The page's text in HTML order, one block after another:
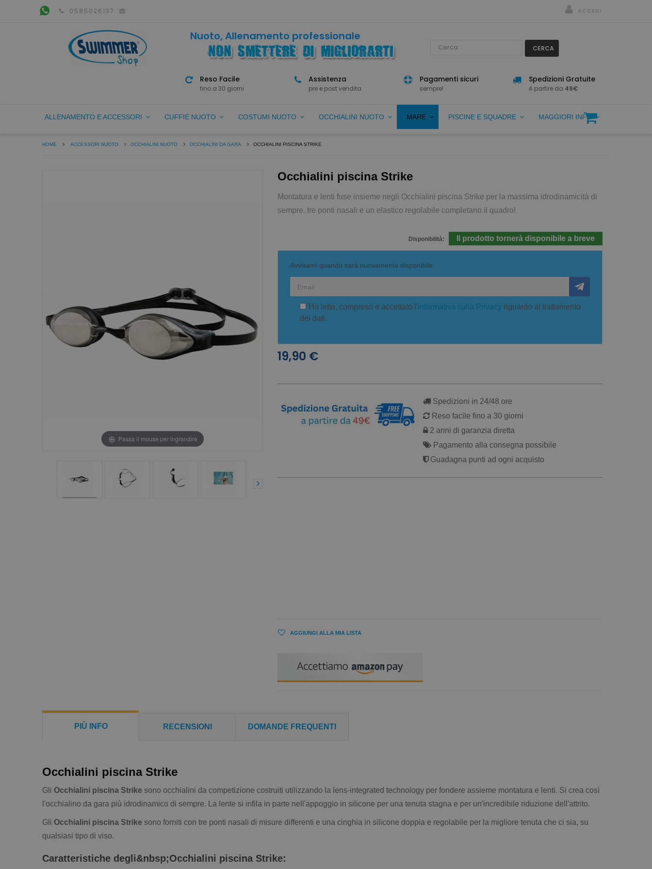
0585026137 ACCEDI
Nuoto, Allenamento professionale
CERCA
Reso Facile
fino a 30 giorni
Assistenza
pre e post vendita
Pagamenti sicuri
sempre!
Spedizioni Gratuite
A partire da 49€
ALLENAMENTO E ACCESSORI CUFFIE NUOTO COSTUMI NUOTO OCCHIALINI NUOTO MARE PISCINE E SQUADRE MAGGIORI INFO
HOME ACCESSORI NUOTO OCCHIALINI NUOTO OCCHIALINI DA GARA OCCHIALINI PISCINA STRIKE
Passa il mouse per ingrandire
Occhialini piscina Strike
Montatura e lenti fuse insieme negli Occhialini piscina Strike per la massima idrodinamicità di
sempre. tre ponti nasali e un elastico regolabile completano il quadro!
Disponibilità: Il prodotto tornerà disponibile a breve
Avvisami quando sarà nuovamente disponibile
Ho letto, compreso e accettato l'informativa sulla Privacy riguardo al trattamento
dei dati.
19,90 €
Spedizioni in 24/48 ore
Reso facile fino a 30 giorni
2 anni di garanzia diretta
Pagamento alla consegna possibile
Guadagna punti ad ogni acquisto
AGGIUNGI ALLA MIA LISTA
PIÙ INFO RECENSIONI DOMANDE FREQUENTI
Occhialini piscina Strike
Gli Occhialini piscina Strike sono occhialini da competizione costruiti utilizzando la lens-integrated technology per fondere assieme montatura e lenti. Si crea così
l'occhialino da gara più idrodinamico di sempre. La lente si infila in parte nell'appoggio in silicone per una tenuta stagna e per un'incredibile riduzione dell'attrito.
Gli Occhialini piscina Strike sono forniti con tre ponti nasali di misure differenti e una cinghia in silicone doppia e regolabile per la migliore tenuta che ci sia, su
qualsiasi tipo di viso.
Caratteristiche degli&nbsp;Occhialini piscina Strike: